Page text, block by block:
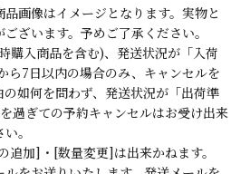
画像はイメージとなります。実物と
ざいます。予めご了承ください。
購入商品を含む)、発送状況が「入荷
ら7日以内の場合のみ、キャンセルを
如何を問わず、発送状況が「出荷準
過ぎての予約キャンセルはお受け出来
。
加]・[数量変更]は出来かねます。